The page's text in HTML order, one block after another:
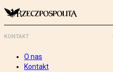
KONTAKT
O nas
Kontakt